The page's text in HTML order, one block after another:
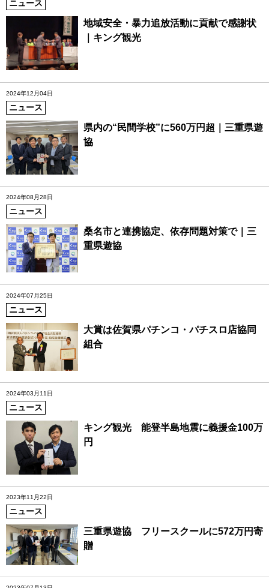
ニュース
地域安全・暴力追放活動に貢献で感謝状
｜キング観光
2024年12月04日
ニュース
県内の“民間学校”に560万円超｜三重県遊
協
2024年08月28日
ニュース
桑名市と連携協定、依存問題対策で｜三
重県遊協
2024年07月25日
ニュース
大賞は佐賀県パチンコ・パチスロ店協同
組合
2024年03月11日
ニュース
キング観光 能登半島地震に義援金100万
円
2023年11月22日
ニュース
三重県遊協 フリースクールに572万円寄
贈